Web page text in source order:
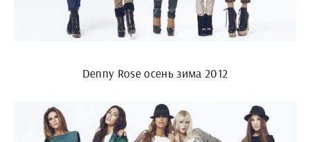
Denny Rose осень зима 2012